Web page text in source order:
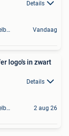
Details
Zwijnaarde+Deel Van Merelbeke Vandaag
logo's in zwart
Details
Zwijnaarde+Deel Van Merelbeke 2 aug 26